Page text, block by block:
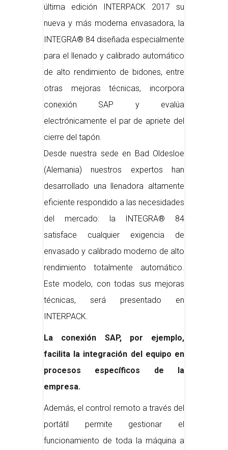
última edición INTERPACK 2017 su
nueva y más moderna envasadora, la
INTEGRA® 84 diseñada especialmente
para el llenado y calibrado automático
de alto rendimiento de bidones, entre
otras mejoras técnicas, incorpora
conexión SAP y evalúa
electrónicamente el par de apriete del
cierre del tapón.
Desde nuestra sede en Bad Oldesloe
(Alemania) nuestros expertos han
desarrollado una llenadora altamente
eficiente respondido a las necesidades
del mercado: la INTEGRA® 84
satisface cualquier exigencia de
envasado y calibrado moderno de alto
rendimiento totalmente automático.
Este modelo, con todas sus mejoras
técnicas, será presentado en
INTERPACK.
La conexión SAP, por ejemplo,
facilita la integración del equipo en
procesos específicos de la
empresa.
Además, el control remoto a través del
portátil permite gestionar el
funcionamiento de toda la máquina a